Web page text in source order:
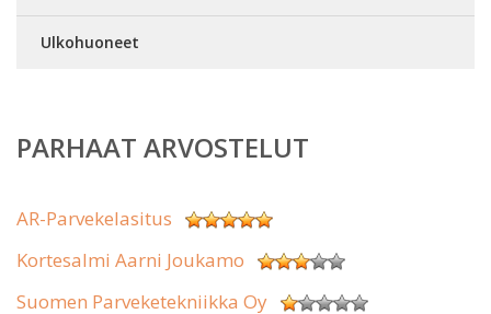
Ulkohuoneet
PARHAAT ARVOSTELUT
AR-Parvekelasitus
Kortesalmi Aarni Joukamo
Suomen Parveketekniikka Oy